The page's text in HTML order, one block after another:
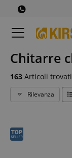
Chitarre
163 Articoli trovati
Rilevanza